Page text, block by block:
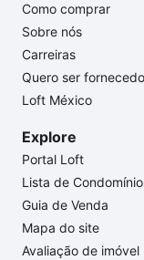
Como comprar
Sobre nós
Carreiras
Quero ser
Loft México
Explore
Portal Loft
Lista de
Guia de Venda
Mapa do site
Avaliação de imóvel